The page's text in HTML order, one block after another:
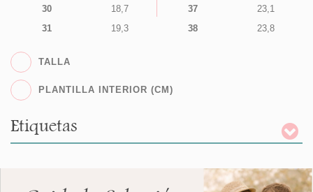
30
18,7
31
19,3
37
23,1
38
23,8
TALLA
PLANTILLA INTERIOR (CM)
Etiquetas